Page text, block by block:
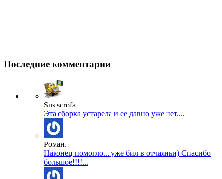
Последние комментарии
Sus scrofa.
Эта сборка устарела и ее давно уже нет....
Роман.
Наконец помогло... уже бил в отчаяньи) Спасибо
большое!!!!...